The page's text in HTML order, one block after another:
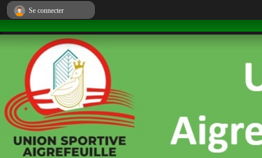
Se connecter
Panneau de gestion des cookies